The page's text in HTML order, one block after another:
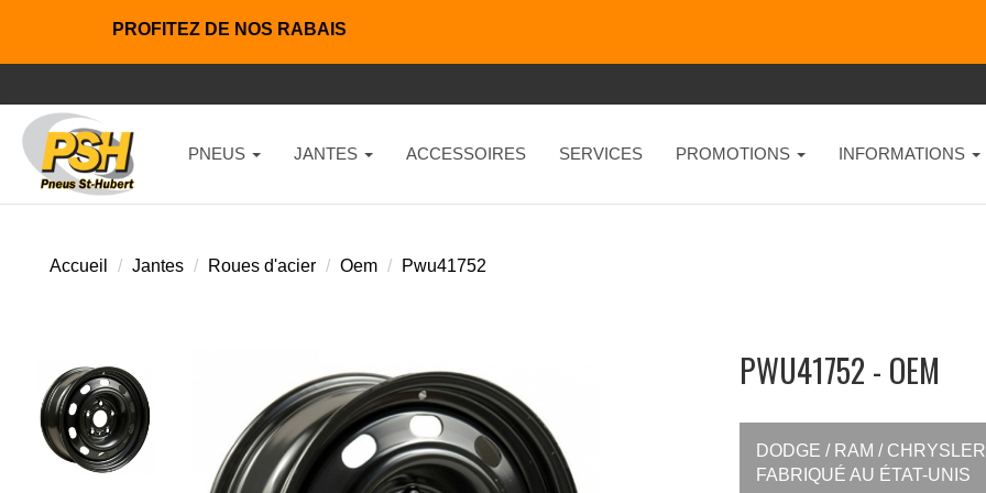
PROFITEZ DE NOS RABAIS
PNEUS JANTES ACCESSOIRES SERVICES PROMOTIONS INFORMATIONS
Accueil Jantes Roues d'acier Oem Pwu41752
PWU41752 - OEM
DODGE / RAM / CHRYSLER
FABRIQUÉ AU ÉTAT-UNIS